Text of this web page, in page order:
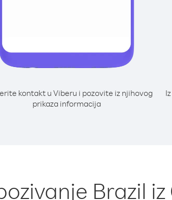
kontakt u Viberu i pozovite iz njihovog
prikaza informacija
Brazil